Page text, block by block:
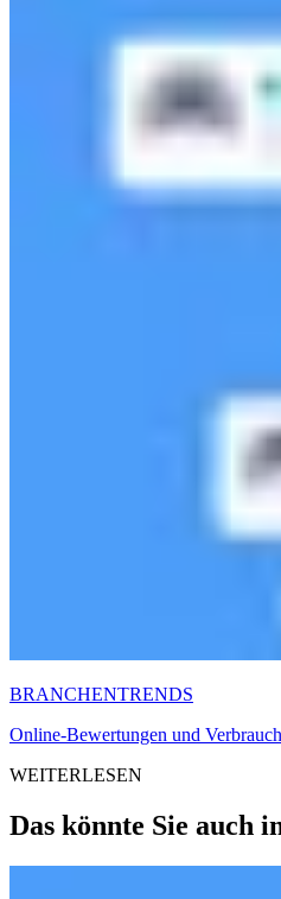
BRANCHENTRENDS
Online-Bewertungen und
WEITERLESEN
Das könnte Sie auch